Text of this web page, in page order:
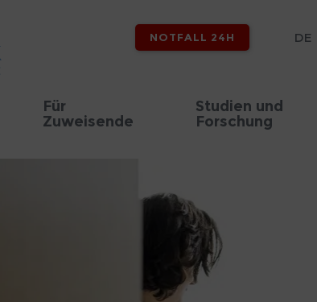
NOTFALL 24H DE
Für
Zuweisende
Studien und
Forschung